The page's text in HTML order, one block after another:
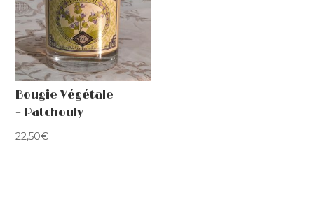
Bougie Végétale
– Patchouly
22,50€